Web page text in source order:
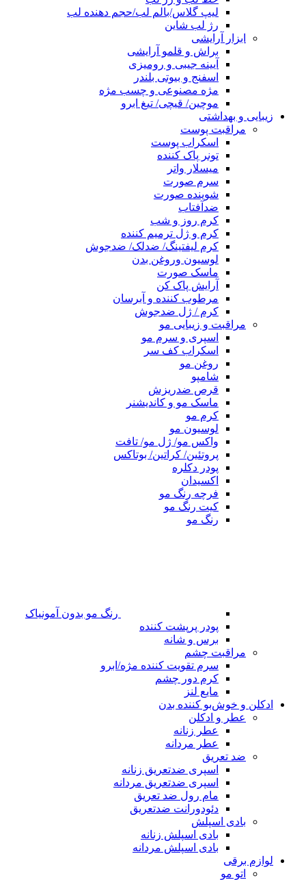
لیپ گلاس/بالم لب/حجم دهنده لب
رژ لب شاین
ابزار آرایشی
براش و قلمو آرایشی
آیینه جیبی و رومیزی
اسفنج و بیوتی بلندر
مژه مصنوعی و چسب مژه
موچین/ قیچی/ تیغ ابرو
زیبایی و بهداشتی
مراقبت پوست
اسکراب پوست
تونر پاک کننده
میسلار واتر
سرم صورت
شوینده صورت
ضدآفتاب
کرم روز و شب
کرم و ژل ترمیم کننده
کرم لیفتینگ/ ضدلک/ ضدجوش
لوسیون وروغن بدن
ماسک صورت
آرایش پاک کن
مرطوب کننده و آبرسان
کرم / ژل ضدجوش
مراقبت و زیبایی مو
اسپری و سرم مو
اسکراب کف سر
روغن مو
شامپو
قرص ضدریزش
ماسک مو و کاندیشنر
کرم مو
لوسیون مو
واکس مو/ ژل مو/ تافت
پروتئین/ کراتین/ بوتاکس
پودر دکلره
اکسیدان
فرچه رنگ مو
کیت رنگ مو
رنگ مو
رنگ مو بدون آمونیاک
پودر پرپشت کننده
برس و شانه
مراقبت چشم
سرم تقویت کننده مژه/ابرو
کرم دور چشم
مایع لنز
ادکلن و خوش‌بو کننده بدن
عطر و ادکلن
عطر زنانه
عطر مردانه
ضد تعریق
اسپری ضدتعریق زنانه
اسپری ضدتعریق مردانه
مام رول ضد تعریق
دئودورانت ضدتعریق
بادی اسپلش
بادی اسپلش زنانه
بادی اسپلش مردانه
لوازم برقی
اتو مو